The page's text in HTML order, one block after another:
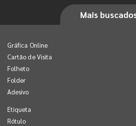
Mais
Gráfica Online
Cartão de Visita
Folheto
Folder
Adesivo
Etiqueta
Rótulo